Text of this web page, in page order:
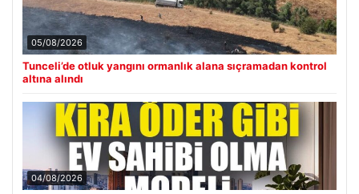
05/08/2026
Tunceli’de otluk yangını ormanlık alana sıçramadan kontrol
altına alındı
04/08/2026